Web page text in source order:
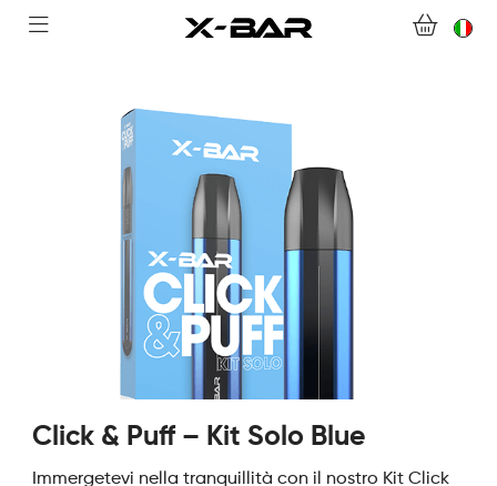
BENVENUTI SU X-BAR.CO
ABONNEMENTS
COLLECTIONS
CONTATTACI
DOMANDE FREQUENTI
DIVENTA UN GROSSISTA X-BAR
IL MIO ACCOUNT
Click & Puff – Kit Solo Blue
Immergetevi nella tranquillità con il nostro Kit Click